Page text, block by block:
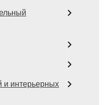
и интерьерных